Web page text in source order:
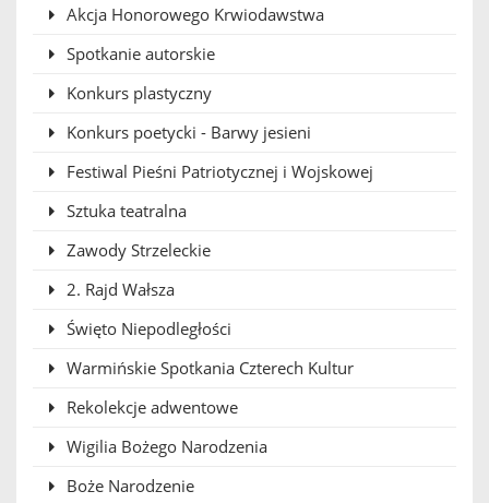
Akcja Honorowego Krwiodawstwa
Spotkanie autorskie
Konkurs plastyczny
Konkurs poetycki - Barwy jesieni
Festiwal Pieśni Patriotycznej i Wojskowej
Sztuka teatralna
Zawody Strzeleckie
2. Rajd Wałsza
Święto Niepodległości
Warmińskie Spotkania Czterech Kultur
Rekolekcje adwentowe
Wigilia Bożego Narodzenia
Boże Narodzenie